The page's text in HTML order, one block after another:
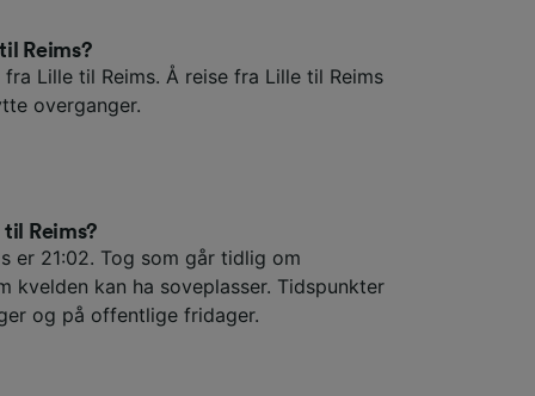
Reims?
Lille til Reims. Å reise fra Lille til Reims
overganger.
Reims?
er 21:02. Tog som går tidlig om
kvelden kan ha soveplasser. Tidspunkter
og på offentlige fridager.